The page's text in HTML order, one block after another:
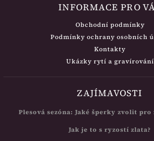
INFORMACE PRO
Obchodní podmínky
Podmínky ochrany osobních
Kontakty
Ukázky rytí a gravírování
ZAJÍMAVOSTI
Plesová sezóna: Jaké šperky zvolit
Jak je to s ryzostí zlata?